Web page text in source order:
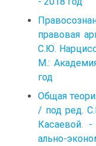
правовая
С.Ю.
М.:
год
Общая
/ под ред.
Касаевой.
ально-